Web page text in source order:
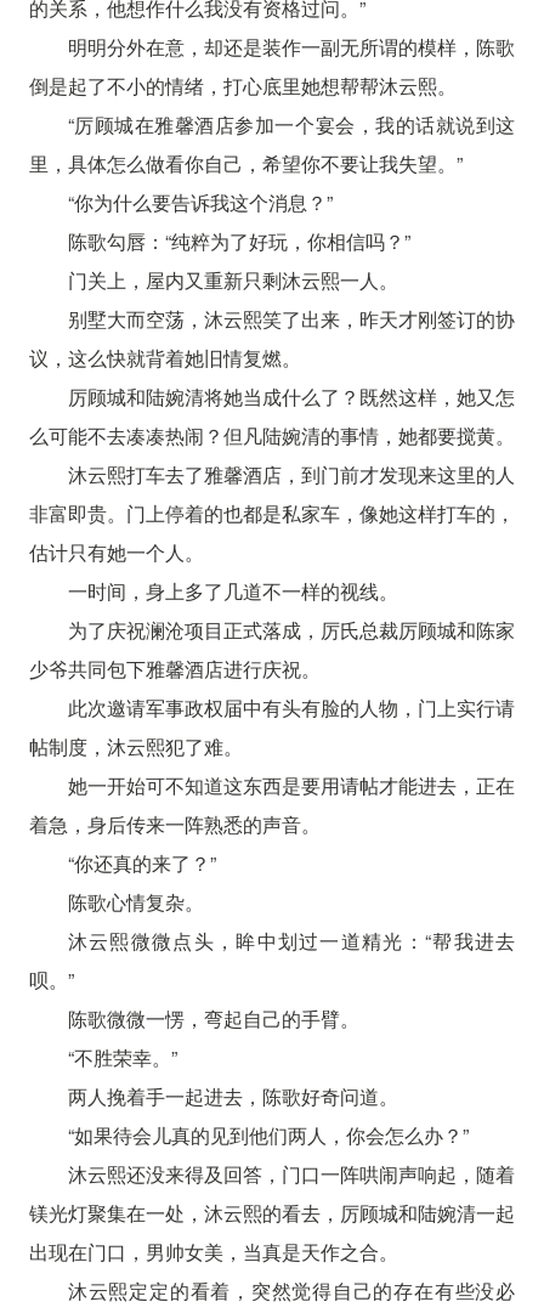
的关系，他想作什么我没有资格过问。”
明明分外在意，却还是装作一副无所谓的模样，陈歌
倒是起了不小的情绪，打心底里她想帮帮沐云熙。
“厉顾城在雅馨酒店参加一个宴会，我的话就说到这
里，具体怎么做看你自己，希望你不要让我失望。”
“你为什么要告诉我这个消息？”
陈歌勾唇：“纯粹为了好玩，你相信吗？”
门关上，屋内又重新只剩沐云熙一人。
别墅大而空荡，沐云熙笑了出来，昨天才刚签订的协
议，这么快就背着她旧情复燃。
厉顾城和陆婉清将她当成什么了？既然这样，她又怎
么可能不去凑凑热闹？但凡陆婉清的事情，她都要搅黄。
沐云熙打车去了雅馨酒店，到门前才发现来这里的人
非富即贵。门上停着的也都是私家车，像她这样打车的，
估计只有她一个人。
一时间，身上多了几道不一样的视线。
为了庆祝澜沧项目正式落成，厉氏总裁厉顾城和陈家
少爷共同包下雅馨酒店进行庆祝。
此次邀请军事政权届中有头有脸的人物，门上实行请
帖制度，沐云熙犯了难。
她一开始可不知道这东西是要用请帖才能进去，正在
着急，身后传来一阵熟悉的声音。
“你还真的来了？”
陈歌心情复杂。
沐云熙微微点头，眸中划过一道精光：“帮我进去
呗。”
陈歌微微一愣，弯起自己的手臂。
“不胜荣幸。”
两人挽着手一起进去，陈歌好奇问道。
“如果待会儿真的见到他们两人，你会怎么办？”
沐云熙还没来得及回答，门口一阵哄闹声响起，随着
镁光灯聚集在一处，沐云熙的看去，厉顾城和陆婉清一起
出现在门口，男帅女美，当真是天作之合。
沐云熙定定的看着，突然觉得自己的存在有些没必